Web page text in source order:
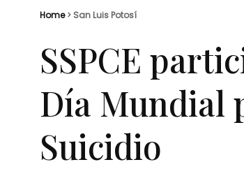
Home> San Luis Potosí
SSPCE
Día Mundial
Suicidio